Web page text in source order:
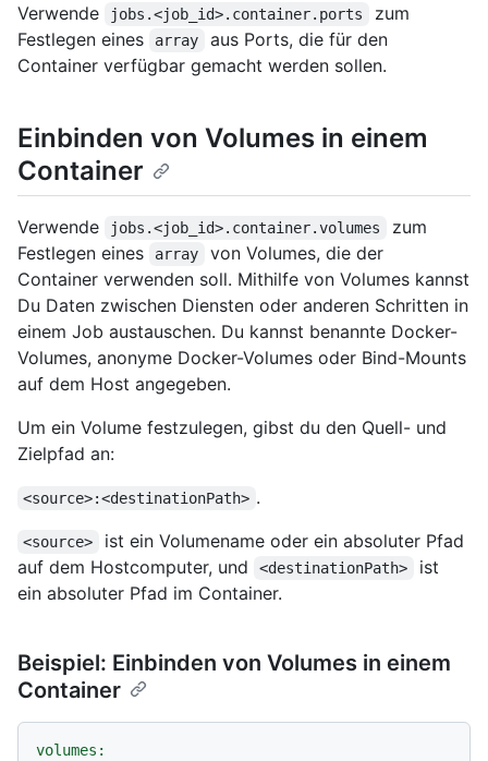
Verwende jobs.<job_id>.container.ports
zum
Festlegen eines
array
aus Ports, die für den
Container verfügbar gemacht werden sollen.
Einbinden von Volumes in einem
Container
Verwende jobs.<job_id>.container.volumes
zum
Festlegen eines
array
von Volumes, die der
Container verwenden soll. Mithilfe von Volumes kannst
Du Daten zwischen Diensten oder anderen Schritten in
einem Job austauschen. Du kannst benannte Docker-
Volumes, anonyme Docker-Volumes oder Bind-Mounts
auf dem Host angegeben.
Um ein Volume festzulegen, gibst du den Quell- und
Zielpfad an:
<source>:<destinationPath> .
<source>
ist ein Volumename oder ein absoluter Pfad
auf dem Hostcomputer, und
<destinationPath>
ist
ein absoluter Pfad im Container.
Beispiel: Einbinden von Volumes in einem
Container
volumes: